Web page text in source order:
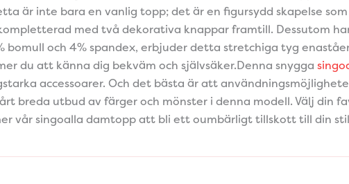
är inte bara en vanlig topp; det är en figursydd skapelse
med två dekorativa knappar framtill. Dessutom
bomull och 4% spandex, erbjuder detta stretchiga tyg
du att känna dig bekväm och självsäker.Denna snygga
accessoarer. Och det bästa är att
breda utbud av färger och mönster i denna modell. Välj din
vår singoalla damtopp att bli ett oumbärligt tillskott till din